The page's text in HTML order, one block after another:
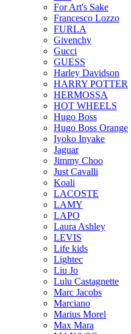
For Art's Sake
Francesco Lozzo
FURLA
Givenchy
Gucci
GUESS
Harley Davidson
HARRY POTTER
HERMOSSA
HOT WHEELS
Hugo Boss
Hugo Boss Orange
Iyoko Inyake
Jaguar
Jimmy Choo
Just Cavalli
Koali
LACOSTE
LAMY
LAPO
Laura Ashley
LEVIS
Life kids
Lightec
Liu Jo
Lulu Castagnette
Marc Jacobs
Marciano
Marius Morel
Max Mara